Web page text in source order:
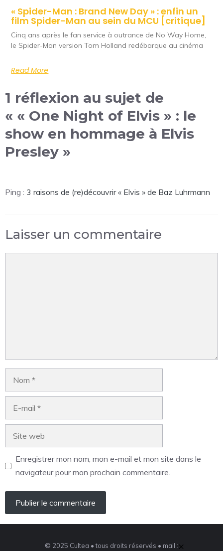
« Spider-Man : Brand New Day » : enfin un
film Spider-Man au sein du MCU [critique]
Cinq ans après le fan service à outrance de No Way Home,
le Spider-Man version Tom Holland redébarque au cinéma
Read More
1 réflexion au sujet de
« « One Night of Elvis » : le
show en hommage à Elvis
Presley »
Ping : 3 raisons de (re)découvrir « Elvis » de Baz Luhrmann
Laisser un commentaire
Enregistrer mon nom, mon e-mail et mon site dans le
navigateur pour mon prochain commentaire.
© 2025 Cultea • tous droits réservés • mail :×